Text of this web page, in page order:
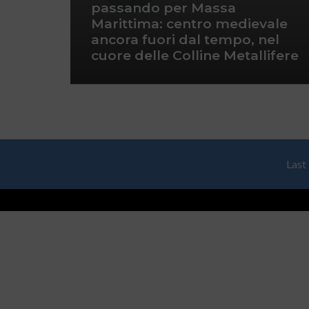
passando per Massa
Marittima: centro medievale
ancora fuori dal tempo, nel
cuore delle Colline Metallifere